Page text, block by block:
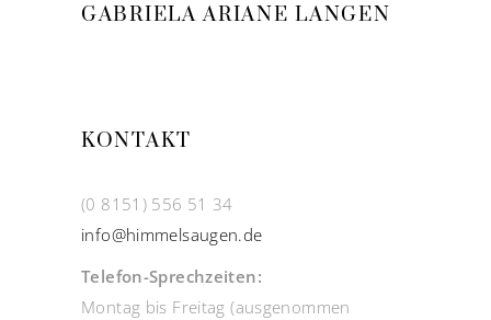
GABRIELA ARIANE LANGEN
KONTAKT
(0 8151) 556 51 34
info@himmelsaugen.de
Telefon-Sprechzeiten:
Montag bis Freitag (ausgenommen